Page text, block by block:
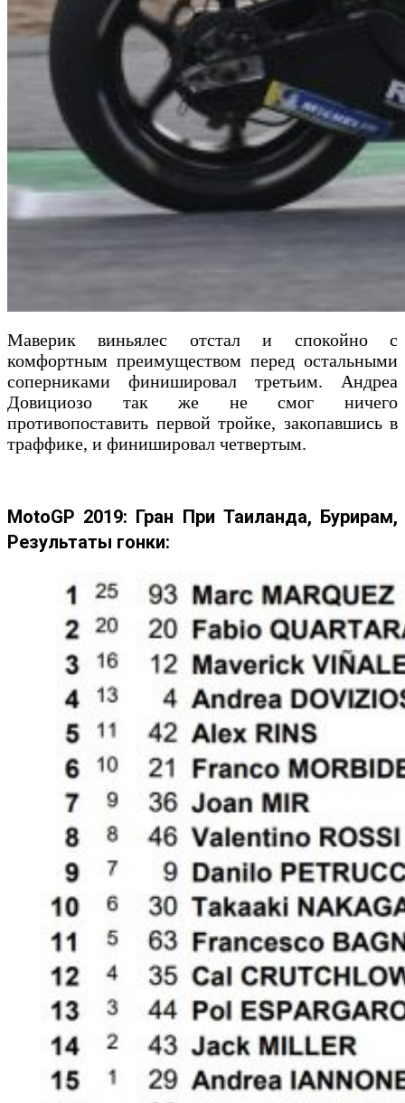
Маверик виньялес отстал и спокойно с
комфортным преимуществом перед остальными
соперниками финишировал третьим. Андреа
Довициозо так же не смог ничего
противопоставить первой тройке, закопавшись в
траффике, и финишировал четвертым.
MotoGP 2019: Гран При Таиланда, Бурирам,
Результаты гонки: